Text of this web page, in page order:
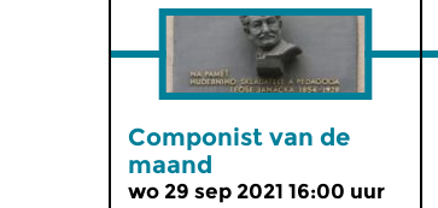
Componist van de
maand
wo 29 sep 2021 16:00 uur